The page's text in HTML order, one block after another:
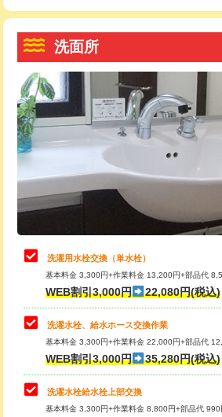
洗面台設置
追加人工
廃棄・処分
※給水管工事は20mmまでの価格です。
給水管工事※（保温材使用（バンド止
め込み）)
給水管工事※（土の掘削・埋め戻し作
業)
給水管工事※（塩ビ管（VP・HI）使
用/3ｍまで)
給水管工事※（塩ビ管（VP・HI）使
用（追加）/3ｍ超え)
給水管工事※（ライニング鋼管・銅
管・ポリ管・HT管使用/3ｍまで)
給水管工事※（ライニング鋼管・銅
管・ポリ管・HT管使用/3ｍ超え)
排水管工事（土の掘削・埋め戻し作
業）
排水管工事（排水管工事/3ｍまで）
排水管工事（追加 排水管工事/3ｍ超
え）
トーラー機使用/3mまで
追加トーラー機使用/3m超え
カメラ調査
桝清掃
止水・漏水調査・防水処理・清掃・修
理・調整・分解・加工など（軽作業）
止水・漏水調査・防水処理・清掃・修
理・調整・分解・加工など（中作業）
止水・漏水調査・防水処理・清掃・修
理・調整・分解・加工など（重作業）
キッチンタンク脱着
その他部品の脱着
交換・取付（タンク）
洗面所
洗濯用水栓交換（単水栓）
基本料金 3,300円+作業料金 13,200円+部品代
WEB割引3,000円 22,080円(税込)
洗濯水栓、給水ホース交換作業
基本料金 3,300円+作業料金 22,000円+部品代
WEB割引3,000円 35,280円(税込)
洗濯水栓給水栓上部交換
基本料金 3,300円+作業料金 8,800円+部品代 990